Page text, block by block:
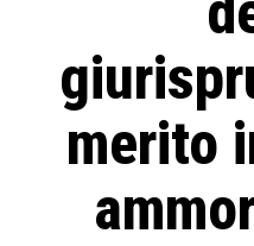
merito